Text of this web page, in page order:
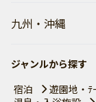
九州・沖縄
ジャンルから探す
宿泊
遊園地・ﾃ